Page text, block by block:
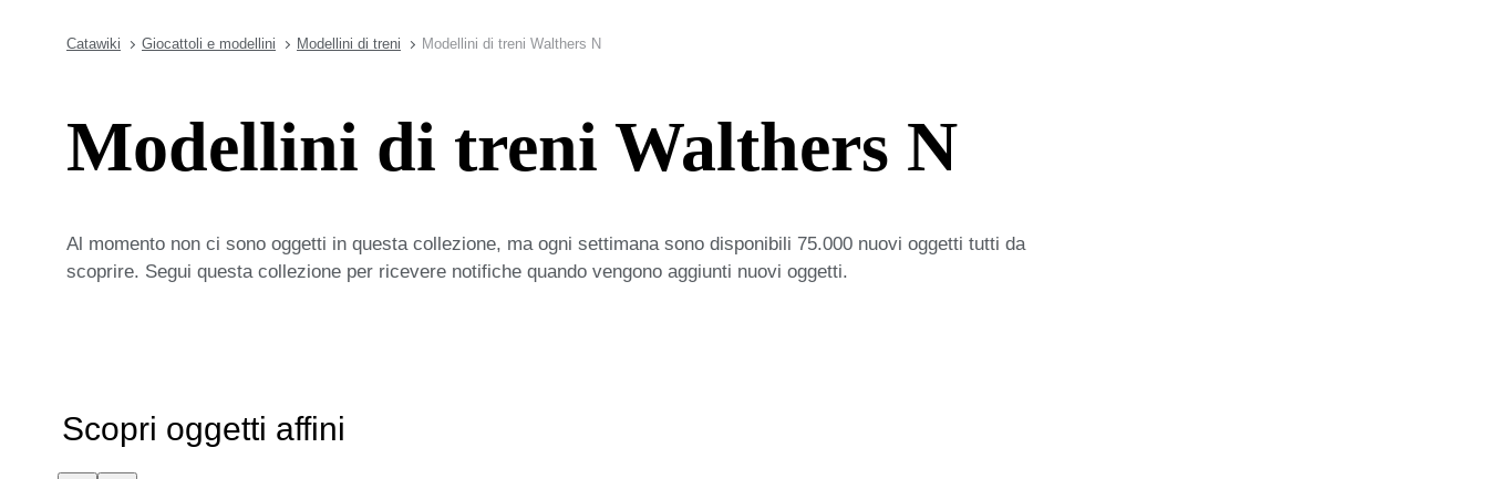
Catawiki Giocattoli e modellini Modellini di treni Modellini di treni Walthers N
Modellini di treni Walthers N
Al momento non ci sono oggetti in questa collezione, ma ogni settimana sono disponibili 75.000 nuovi oggetti tutti da
scoprire. Segui questa collezione per ricevere notifiche quando vengono aggiunti nuovi oggetti.
Scopri oggetti affini